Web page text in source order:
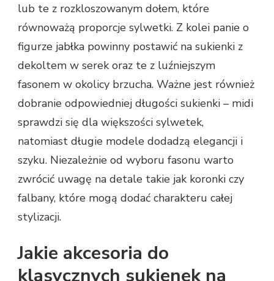
lub te z rozkloszowanym dołem, które
równoważą proporcje sylwetki. Z kolei panie o
figurze jabłka powinny postawić na sukienki z
dekoltem w serek oraz te z luźniejszym
fasonem w okolicy brzucha. Ważne jest również
dobranie odpowiedniej długości sukienki – midi
sprawdzi się dla większości sylwetek,
natomiast długie modele dodadzą elegancji i
szyku. Niezależnie od wyboru fasonu warto
zwrócić uwagę na detale takie jak koronki czy
falbany, które mogą dodać charakteru całej
stylizacji.
Jakie akcesoria do